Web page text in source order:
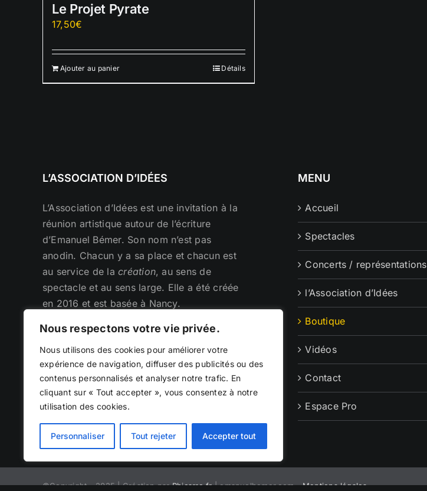
Nous respectons votre vie privée.
Nous utilisons des cookies pour améliorer votre
expérience de navigation, diffuser des publicités ou des
contenus personnalisés et analyser notre trafic. En
cliquant sur « Tout accepter », vous consentez à notre
utilisation des cookies.
Personnaliser Tout rejeter Accepter tout
Le Projet Pyrate
17,50€
Ajouter au panier Détails
L’ASSOCIATION D’IDÉES
L’Association d’Idées est une invitation à la
réunion artistique autour de l’écriture
d’Emanuel Bémer. Son nom n’est pas
anodin. Chacun y a sa place et chacun est
au service de lacréation, au sens de
spectacle et au sens large. Elle a été créée
en 2016 et est basée à Nancy.
MENU
Accueil
Spectacles
Concerts / représentations
l’Association d’Idées
Boutique
Vidéos
Contact
Espace Pro
©Copyright - 2025 | Création parPhicarre.fr| emanuelbemer.com -Mentions légales